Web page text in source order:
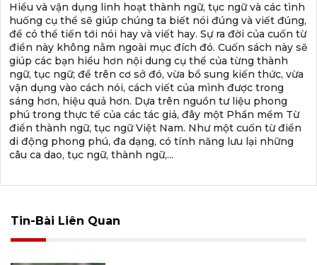
Hiểu và vận dụng linh hoạt thành ngữ, tục ngữ và các tình
huống cụ thể sẽ giúp chúng ta biết nói đúng và viết đúng,
để có thể tiến tới nói hay và viết hay. Sự ra đời của cuốn từ
điển này không nằm ngoài mục đích đó. Cuốn sách này sẽ
giúp các bạn hiểu hơn nội dung cụ thể của từng thành
ngữ, tục ngữ; để trên cơ sở đó, vừa bổ sung kiến thức, vừa
vận dụng vào cách nói, cách viết của mình được trong
sáng hơn, hiệu quả hơn. Dựa trên nguồn tư liệu phong
phú trong thực tế của các tác giả, đây một Phần mềm Từ
điển thành ngữ, tục ngữ Việt Nam. Như một cuốn từ điển
di động phong phú, đa dạng, có tính năng lưu lại những
câu ca dao, tục ngữ, thành ngữ,...
Tin-Bài Liên Quan